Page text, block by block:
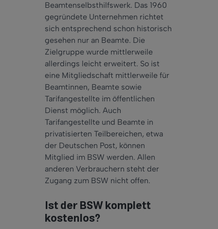
Beamtenselbsthilfswerk. Das 1960
gegründete Unternehmen richtet
sich entsprechend schon historisch
gesehen nur an Beamte. Die
Zielgruppe wurde mittlerweile
allerdings leicht erweitert. So ist
eine Mitgliedschaft mittlerweile für
Beamtinnen, Beamte sowie
Tarifangestellte im öffentlichen
Dienst möglich. Auch
Tarifangestellte und Beamte in
privatisierten Teilbereichen, etwa
der Deutschen Post, können
Mitglied im BSW werden. Allen
anderen Verbrauchern steht der
Zugang zum BSW nicht offen.
Ist der BSW komplett
kostenlos?